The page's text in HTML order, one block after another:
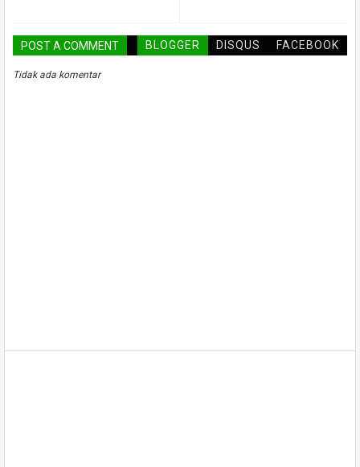
POST A COMMENT BLOGGER DISQUS FACEBOOK
Tidak ada komentar